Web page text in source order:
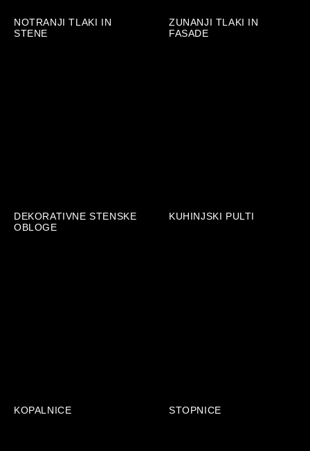
NOTRANJI TLAKI IN
STENE
ZUNANJI TLAKI IN
FASADE
DEKORATIVNE STENSKE
OBLOGE
KUHINJSKI PULTI
KOPALNICE STOPNICE